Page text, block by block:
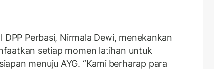
DPP Perbasi, Nirmala Dewi, menekankan
setiap momen latihan untuk
menuju AYG. “Kami berharap para